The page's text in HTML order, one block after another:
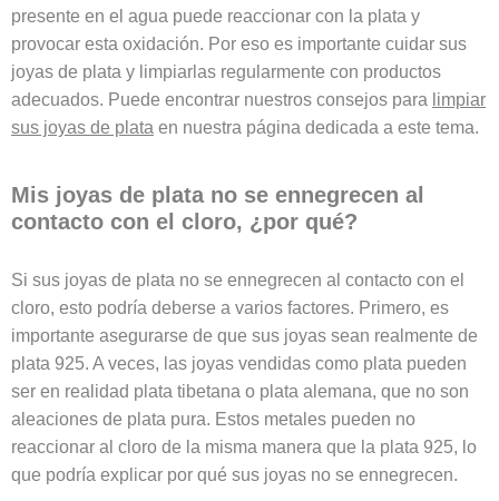
presente en el agua puede reaccionar con la plata y
provocar esta oxidación. Por eso es importante cuidar sus
joyas de plata y limpiarlas regularmente con productos
adecuados. Puede encontrar nuestros consejos para limpiar
sus joyas de plata en nuestra página dedicada a este tema.
Mis joyas de plata no se ennegrecen al
contacto con el cloro, ¿por qué?
Si sus joyas de plata no se ennegrecen al contacto con el
cloro, esto podría deberse a varios factores. Primero, es
importante asegurarse de que sus joyas sean realmente de
plata 925. A veces, las joyas vendidas como plata pueden
ser en realidad plata tibetana o plata alemana, que no son
aleaciones de plata pura. Estos metales pueden no
reaccionar al cloro de la misma manera que la plata 925, lo
que podría explicar por qué sus joyas no se ennegrecen.